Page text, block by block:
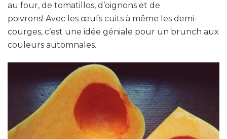
au four, de tomatillos, d’oignons et de
poivrons! Avec les œufs cuits à même les demi-
courges, c’est une idée géniale pour un brunch aux
couleurs automnales.